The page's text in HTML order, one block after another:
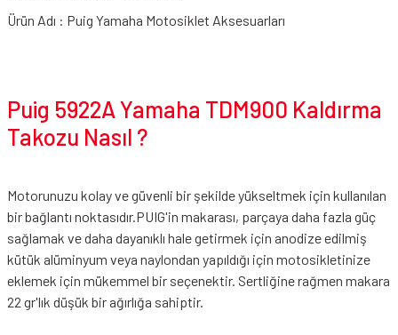
Ürün Adı : Puig Yamaha Motosiklet Aksesuarları
Puig 5922A Yamaha TDM900 Kaldırma
Takozu Nasıl ?
Motorunuzu kolay ve güvenli bir şekilde yükseltmek için kullanılan
bir bağlantı noktasıdır.PUIG'in makarası, parçaya daha fazla güç
sağlamak ve daha dayanıklı hale getirmek için anodize edilmiş
kütük alüminyum veya naylondan yapıldığı için motosikletinize
eklemek için mükemmel bir seçenektir. Sertliğine rağmen makara
22 gr'lık düşük bir ağırlığa sahiptir.